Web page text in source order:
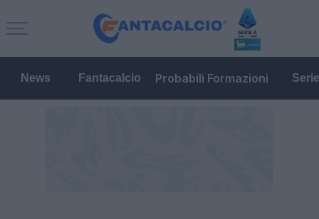
News Fantacalcio Probabili Formazioni